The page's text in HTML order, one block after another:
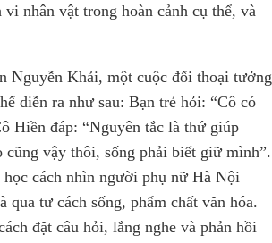
nhân vật trong hoàn cảnh cụ thể, và
Nguyễn Khải, một cuộc đối thoại tưởng
diễn ra như sau: Bạn trẻ hỏi: “Cô có
Hiền đáp: “Nguyên tắc là thứ giúp
vậy thôi, sống phải biết giữ mình”.
cách nhìn người phụ nữ Hà Nội
tư cách sống, phẩm chất văn hóa.
đặt câu hỏi, lắng nghe và phản hồi